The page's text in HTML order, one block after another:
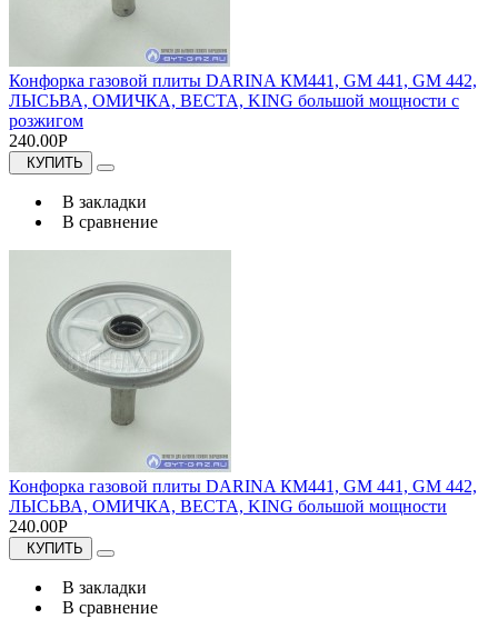
Конфорка газовой плиты DARINA КМ441, GM 441, GM 442,
ЛЫСЬВА, ОМИЧКА, ВЕСТА, KING большой мощности с
розжигом
240.00Р
КУПИТЬ
В закладки
В сравнение
Конфорка газовой плиты DARINA КМ441, GM 441, GM 442,
ЛЫСЬВА, ОМИЧКА, ВЕСТА, KING большой мощности
240.00Р
КУПИТЬ
В закладки
В сравнение